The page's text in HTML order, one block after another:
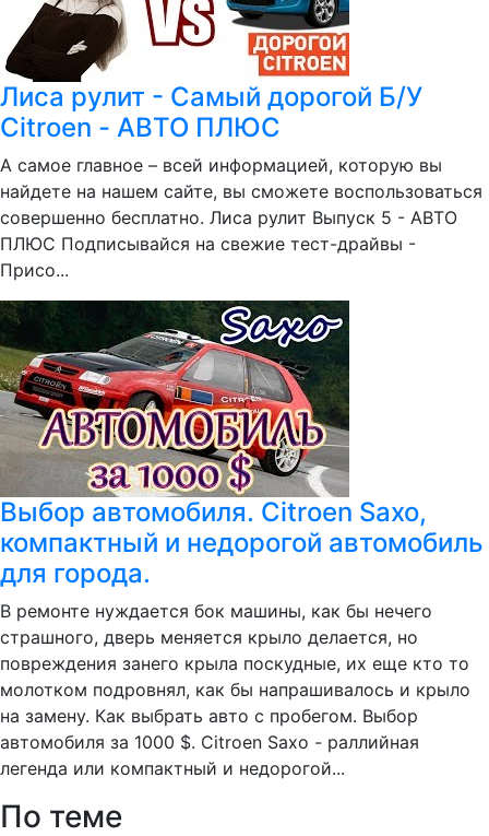
Лиса рулит - Самый дорогой Б/У
Citroen - АВТО ПЛЮС
А самое главное – всей информацией, которую вы
найдете на нашем сайте, вы сможете воспользоваться
совершенно бесплатно. Лиса рулит Выпуск 5 - АВТО
ПЛЮС Подписывайся на свежие тест-драйвы -
Присо...
Выбор автомобиля. Citroen Saxo,
компактный и недорогой автомобиль
для города.
В ремонте нуждается бок машины, как бы нечего
страшного, дверь меняется крыло делается, но
повреждения занего крыла поскудные, их еще кто то
молотком подровнял, как бы напрашивалось и крыло
на замену. Как выбрать авто с пробегом. Выбор
автомобиля за 1000 $. Citroen Saxo - раллийная
легенда или компактный и недорогой...
По теме